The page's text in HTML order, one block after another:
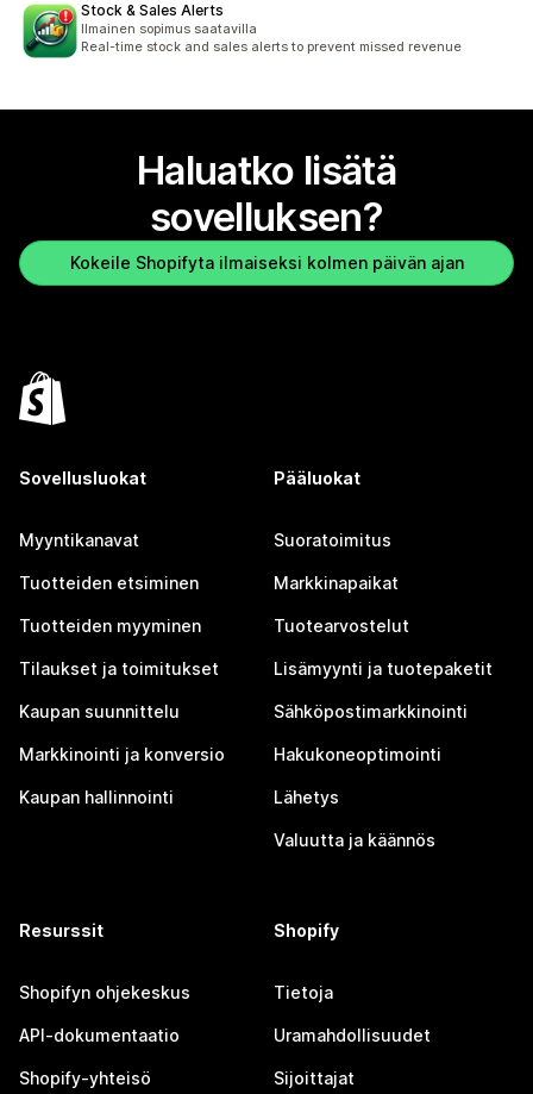
Stock & Sales Alerts
Ilmainen sopimus saatavilla
Real-time stock and sales alerts to prevent missed revenue
Haluatko lisätä
sovelluksen?
Kokeile Shopifyta ilmaiseksi kolmen päivän ajan
Sovellusluokat
Myyntikanavat
Tuotteiden etsiminen
Tuotteiden myyminen
Tilaukset ja toimitukset
Kaupan suunnittelu
Markkinointi ja konversio
Kaupan hallinnointi
Pääluokat
Suoratoimitus
Markkinapaikat
Tuotearvostelut
Lisämyynti ja tuotepaketit
Sähköpostimarkkinointi
Hakukoneoptimointi
Lähetys
Valuutta ja käännös
Resurssit
Shopifyn ohjekeskus
API-dokumentaatio
Shopify-yhteisö
Shopify
Tietoja
Uramahdollisuudet
Sijoittajat